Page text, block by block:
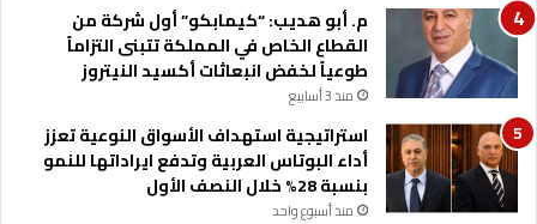
م. أبو هديب: “كيمابكو” أول شركة من
القطاع الخاص في المملكة تتبنى التزاماً
طوعياً لخفض انبعاثات أكسيد النيتروز
منذ 3 أسابيع
استراتيجية استهداف الأسواق النوعية تعزز
أداء البوتاس العربية وتدفع ايراداتها للنمو
بنسبة 28% خلال النصف الأول
منذ أسبوع واحد